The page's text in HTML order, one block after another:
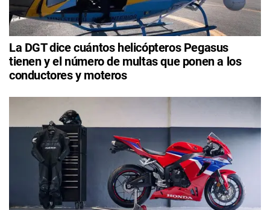
La DGT dice cuántos helicópteros Pegasus
tienen y el número de multas que ponen a los
conductores y moteros